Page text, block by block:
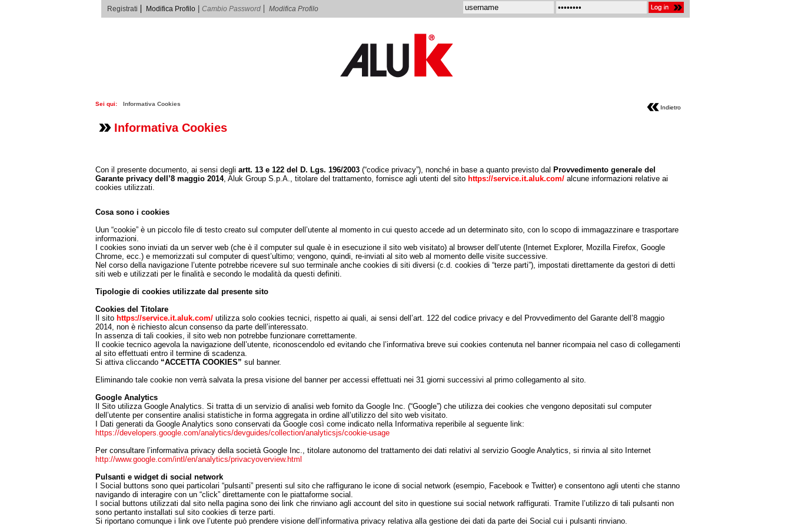
Registrati Cambio Password
Sei qui: Informativa Cookies
Indietro
Informativa Cookies
Con il presente documento, ai sensi degli artt. 13 e 122 del D. Lgs. 196/2003 (“codice privacy”), nonché in base a quanto previsto dal Provvedimento generale del
Garante privacy dell’8 maggio 2014, Aluk Group S.p.A., titolare del trattamento, fornisce agli utenti del sito https://service.it.aluk.com/ alcune informazioni relative ai
cookies utilizzati.
Cosa sono i cookies
Uun “cookie” è un piccolo file di testo creato sul computer dell’utente al momento in cui questo accede ad un determinato sito, con lo scopo di immagazzinare e trasportare
informazioni.
I cookies sono inviati da un server web (che è il computer sul quale è in esecuzione il sito web visitato) al browser dell’utente (Internet Explorer, Mozilla Firefox, Google
Chrome, ecc.) e memorizzati sul computer di quest’ultimo; vengono, quindi, re-inviati al sito web al momento delle visite successive.
Nel corso della navigazione l’utente potrebbe ricevere sul suo terminale anche cookies di siti diversi (c.d. cookies di “terze parti”), impostati direttamente da gestori di detti
siti web e utilizzati per le finalità e secondo le modalità da questi definiti.
Tipologie di cookies utilizzate dal presente sito
Cookies del Titolare
Il sito https://service.it.aluk.com/ utilizza solo cookies tecnici, rispetto ai quali, ai sensi dell’art. 122 del codice privacy e del Provvedimento del Garante dell’8 maggio
2014, non è richiesto alcun consenso da parte dell’interessato.
In assenza di tali cookies, il sito web non potrebbe funzionare correttamente.
Il cookie tecnico agevola la navigazione dell’utente, riconoscendolo ed evitando che l’informativa breve sui cookies contenuta nel banner ricompaia nel caso di collegamenti
al sito effettuati entro il termine di scadenza.
Si attiva cliccando “ACCETTA COOKIES” sul banner.
Eliminando tale cookie non verrà salvata la presa visione del banner per accessi effettuati nei 31 giorni successivi al primo collegamento al sito.
Google Analytics
Il Sito utilizza Google Analytics. Si tratta di un servizio di analisi web fornito da Google Inc. (“Google”) che utilizza dei cookies che vengono depositati sul computer
dell’utente per consentire analisi statistiche in forma aggregata in ordine all’utilizzo del sito web visitato.
I Dati generati da Google Analytics sono conservati da Google così come indicato nella Informativa reperibile al seguente link:
https://developers.google.com/analytics/devguides/collection/analyticsjs/cookie-usage
Per consultare l’informativa privacy della società Google Inc., titolare autonomo del trattamento dei dati relativi al servizio Google Analytics, si rinvia al sito Internet
http://www.google.com/intl/en/analytics/privacyoverview.html
Pulsanti e widget di social network
I Social buttons sono quei particolari “pulsanti” presenti sul sito che raffigurano le icone di social network (esempio, Facebook e Twitter) e consentono agli utenti che stanno
navigando di interagire con un “click” direttamente con le piattaforme social.
I social buttons utilizzati dal sito nella pagina sono dei link che rinviano agli account del sito in questione sui social network raffigurati. Tramite l’utilizzo di tali pulsanti non
sono pertanto installati sul sito cookies di terze parti.
Si riportano comunque i link ove l’utente può prendere visione dell’informativa privacy relativa alla gestione dei dati da parte dei Social cui i pulsanti rinviano.